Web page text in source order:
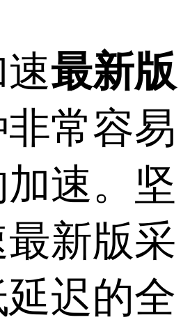
最新版
常容易
速。坚
新版采
迟的全